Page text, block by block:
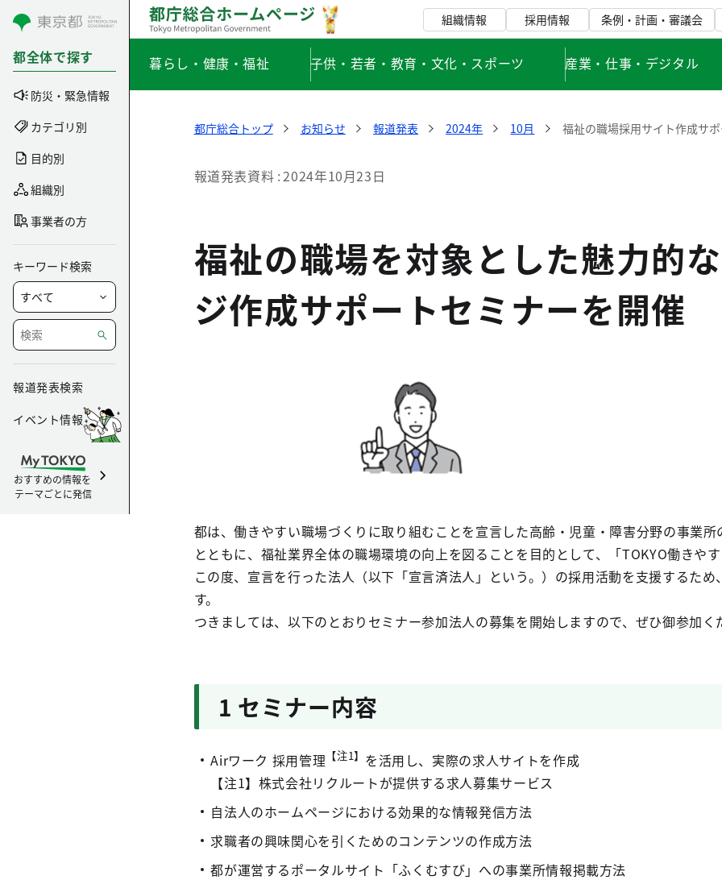
コンテンツにスキップ
都全体で探す
防災・緊急情報
カテゴリ別
目的別
組織別
事業者の方
キーワード検索
報道発表検索
イベント情報
おすすめの情報を
テーマごとに発信
組織情報 採用情報 条例・計画・審議会
暮らし・健康・福祉 子供・若者・教育・文化・スポーツ 産業・仕事・デジタル
都庁総合トップ お知らせ 報道発表 2024年 10月 福祉の職場採用サイト作成サ
報道発表資料 2024年10月23日
福祉の職場を対象とした魅力的
ジ作成サポートセミナーを開催
都は、働きやすい職場づくりに取り組むことを宣言した高齢・児童・障害分野の事業
とともに、福祉業界全体の職場環境の向上を図ることを目的として、「TOKYO働きや
この度、宣言を行った法人（以下「宣言済法人」という。）の採用活動を支援するた
す。
つきましては、以下のとおりセミナー参加法人の募集を開始しますので、ぜひ御参加く
1 セミナー内容
Airワーク 採用管理 【注1】 を活用し、実際の求人サイトを作成
【注1】株式会社リクルートが提供する求人募集サービス
自法人のホームページにおける効果的な情報発信方法
求職者の興味関心を引くためのコンテンツの作成方法
都が運営するポータルサイト「ふくむすび」への事業所情報掲載方法